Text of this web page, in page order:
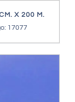
X 200 M.
17077